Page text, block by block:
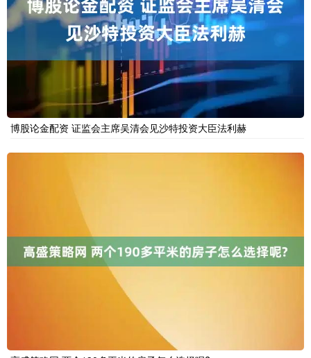
博股论金配资 证监会主席吴清会见沙特投资大臣法利赫